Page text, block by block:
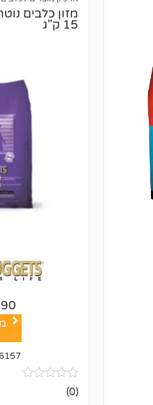
מזון כלבים
15 ק"ג
אין
ביקורות
(0)